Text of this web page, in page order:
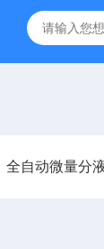
厌氧手套
全自动微量分